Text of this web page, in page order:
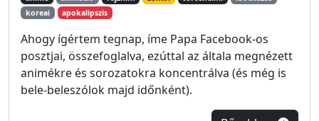
koreai
apokalipszis
Ahogy ígértem tegnap, íme Papa Facebook-os
posztjai, összefoglalva, ezúttal az általa megnézett
animékre és sorozatokra koncentrálva (és még is
bele-beleszólok majd időnként).